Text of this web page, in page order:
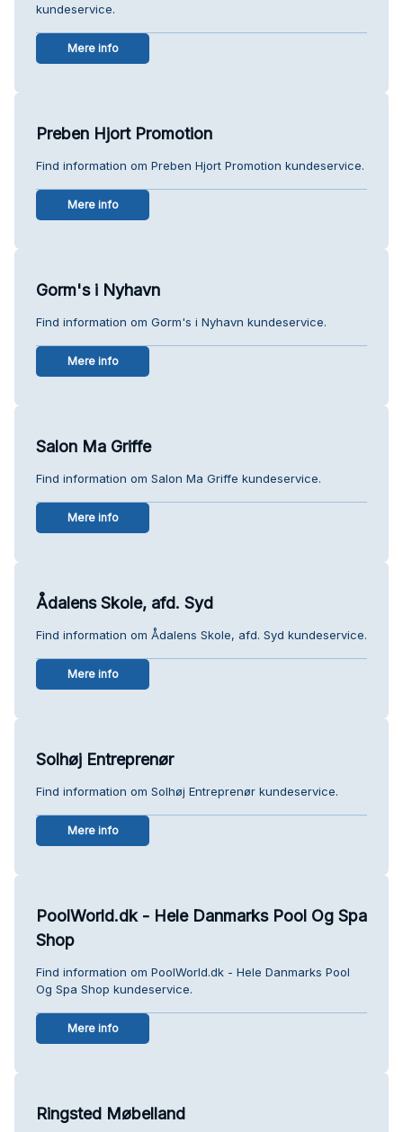
kundeservice.
Mere info
Preben Hjort Promotion
Find information om Preben Hjort Promotion kundeservice.
Mere info
Gorm's i Nyhavn
Find information om Gorm's i Nyhavn kundeservice.
Mere info
Salon Ma Griffe
Find information om Salon Ma Griffe kundeservice.
Mere info
Ådalens Skole, afd. Syd
Find information om Ådalens Skole, afd. Syd kundeservice.
Mere info
Solhøj Entreprenør
Find information om Solhøj Entreprenør kundeservice.
Mere info
PoolWorld.dk - Hele Danmarks Pool Og Spa
Shop
Find information om PoolWorld.dk - Hele Danmarks Pool
Og Spa Shop kundeservice.
Mere info
Ringsted Møbelland